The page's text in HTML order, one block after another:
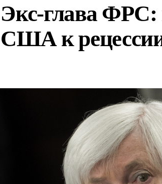
Экс-глава ФРС:
США к